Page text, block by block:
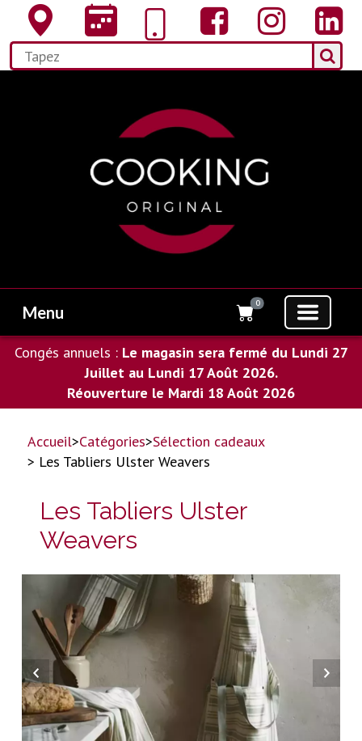
Menu 0
Congés annuels : Le magasin sera fermé du Lundi 27
Juillet au Lundi 17 Août 2026.
Réouverture le Mardi 18 Août 2026
Accueil>Catégories>Sélection cadeaux
> Les Tabliers Ulster Weavers
Les Tabliers Ulster
Weavers